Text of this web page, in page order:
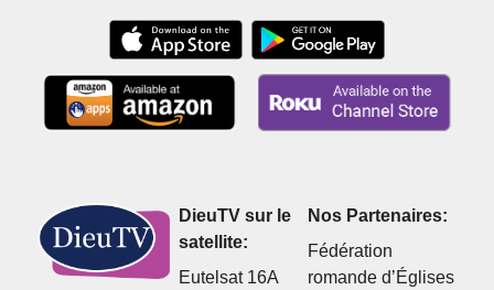
DieuTV sur le
satellite:
Eutelsat 16A
Nos Partenaires:
Fédération
romande d’Églises